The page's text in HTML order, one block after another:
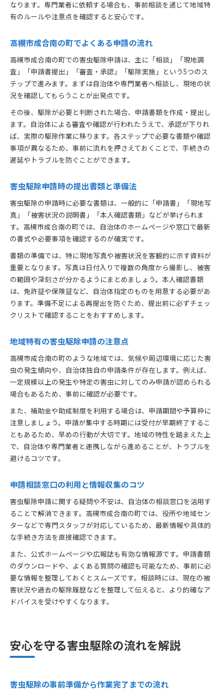
なります。専門業者に依頼する場合も、事前相談を通じて地域特
有のルールや注意点を確認すると安心です。
高槻市成合南の町でよくある申請の流れ
高槻市成合南の町での害虫駆除申請は、主に「相談」「現地調
査」「申請書提出」「審査・承認」「駆除実施」という5つのス
テップで進みます。まずは自治体や専門業者へ相談し、現地の状
況を確認してもらうことが出発点です。
その後、駆除が必要と判断された場合、申請書類を作成・提出し
ます。自治体による審査や確認が行われたうえで、承認が下りれ
ば、実際の駆除作業に移ります。各ステップで必要な書類や確認
事項が異なるため、事前に流れを押さえておくことで、手続きの
遅延やトラブルを防ぐことができます。
害虫駆除申請時の提出書類と準備法
害虫駆除の申請時に必要な書類は、一般的に「申請書」「現地写
真」「被害状況の説明書」「本人確認書類」などが挙げられま
す。高槻市成合南の町では、自治体のホームページや窓口で最新
の書式や必要事項を確認するのが確実です。
書類の準備では、特に現地写真や被害状況を客観的に示す資料が
重要となります。写真は日付入りで複数の角度から撮影し、被害
の範囲や深刻さが分かるようにまとめましょう。本人確認書類
は、免許証や保険証など、自治体指定のものを用意する必要があ
ります。準備不足による再提出を防ぐため、提出前に必ずチェッ
クリストで確認することをおすすめします。
地域特有の害虫駆除申請の注意点
高槻市成合南の町のような地域では、気候や周辺環境に応じた害
虫の発生傾向や、自治体独自の申請条件が存在します。例えば、
一定規模以上の発生や特定の害虫に対してのみ申請が認められる
場合もあるため、事前に確認が必要です。
また、補助金や助成制度を利用する場合は、申請期間や予算枠に
注意しましょう。申請が集中する時期には受付が早期終了するこ
ともあるため、早めの行動が大切です。地域の特性を踏まえた上
で、自治体や専門業者と連携しながら進めることが、トラブルを
避けるコツです。
申請相談窓口の利用と情報収集のコツ
害虫駆除申請に関する疑問や不安は、自治体の相談窓口を活用す
ることで解消できます。高槻市成合南の町では、役所や地域セン
ターなどで専門スタッフが対応しているため、最新情報や具体的
な手続き方法を直接確認できます。
また、公式ホームページや広報誌も有効な情報源です。申請書類
のダウンロードや、よくある質問の確認も可能なため、事前に必
要な情報を整理しておくとスムーズです。相談時には、現在の被
害状況や過去の駆除履歴などを整理して伝えると、より的確なア
ドバイスを受けやすくなります。
安心を守る害虫駆除の流れを解説
害虫駆除の事前準備から作業完了までの流れ